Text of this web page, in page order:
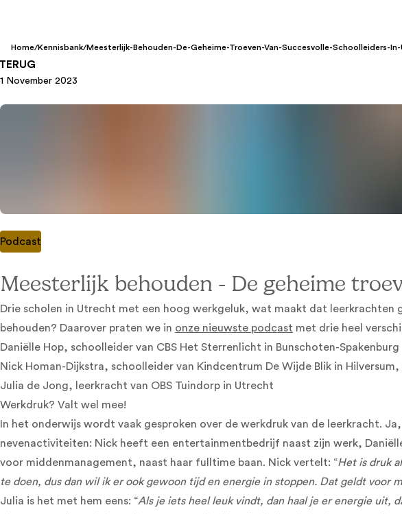
Home/Kennisbank/Meesterlijk-Behouden-De-Geheime-Troeven-Van-Succesvolle-Schoolleiders-
1 November 2023
Podcast
Meesterlijk behouden - De geheime
Drie scholen in Utrecht met een hoog werkgeluk, wat maakt dat
behouden? Daarover praten we in onze nieuwste podcast met drie heel
Daniëlle Hop, schoolleider van CBS Het Sterrenlicht in Bunschoten-Spakenburg
Nick Homan-Dijkstra, schoolleider van Kindcentrum De Wijde Blik in Hilversum,
Julia de Jong, leerkracht van OBS Tuindorp in Utrecht
Werkdruk? Valt wel mee!
In het onderwijs wordt vaak gesproken over de werkdruk van de leerkracht.
nevenactiviteiten: Nick heeft een entertainmentbedrijf naast zijn werk,
voor middenmanagement, naast haar fulltime baan. Nick vertelt: “Het is druk
te doen, dus dan wil ik er ook gewoon tijd en energie in stoppen. Dat geldt voor
Julia is het met hem eens: “Als je iets heel leuk vindt, dan haal je er energie uit,